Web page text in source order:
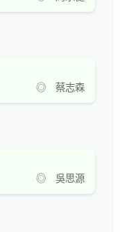
◎ 蔡志森
◎ 吳思源